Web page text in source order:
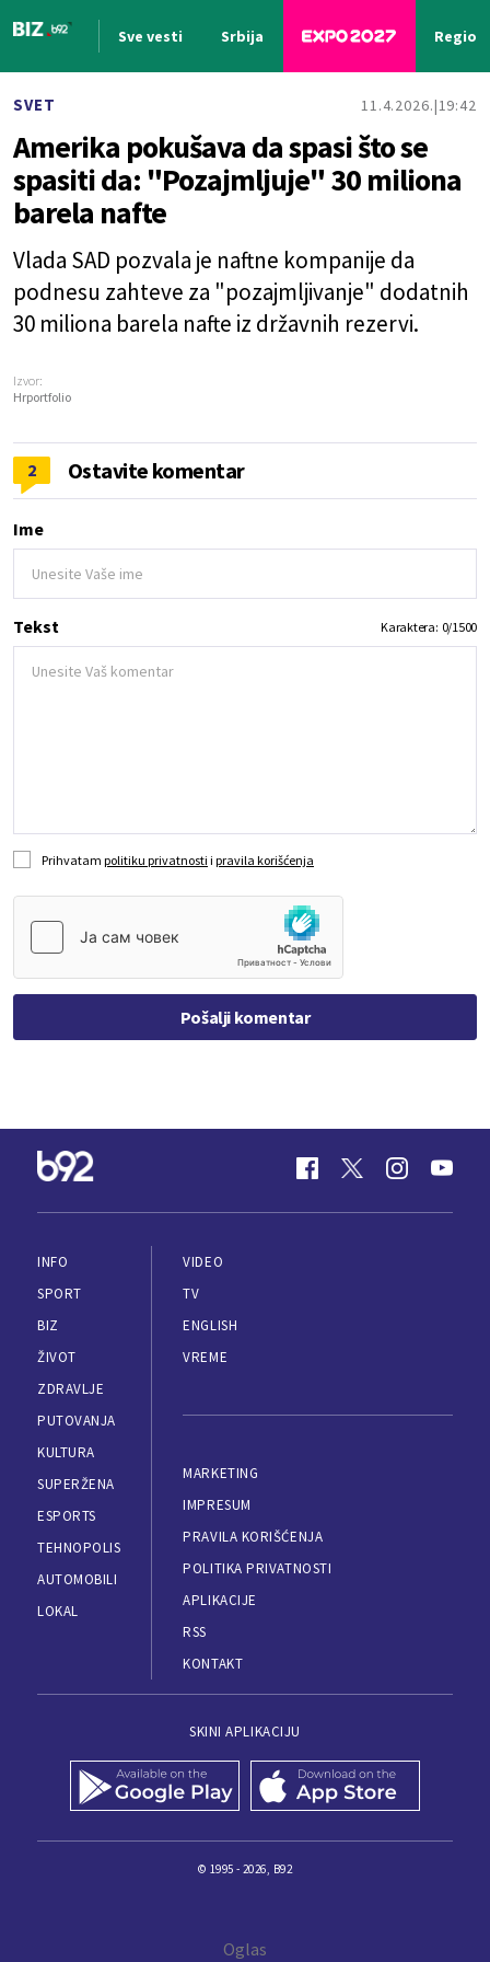
Sve vesti Srbija Region
SVET 11.4.2026. 19:42
Amerika pokušava da spasi što se
spasiti da: "Pozajmljuje" 30 miliona
barela nafte
Vlada SAD pozvala je naftne kompanije da
podnesu zahteve za "pozajmljivanje" dodatnih
30 miliona barela nafte iz državnih rezervi.
Izvor:
Hrportfolio
2 Ostavite komentar
Ime
Tekst Karaktera: 0/1500
Prihvatam politiku privatnosti i pravila korišćenja
Pošalji komentar
INFO
SPORT
BIZ
ŽIVOT
ZDRAVLJE
PUTOVANJA
KULTURA
SUPERŽENA
ESPORTS
TEHNOPOLIS
AUTOMOBILI
LOKAL
VIDEO
TV
ENGLISH
VREME
MARKETING
IMPRESUM
PRAVILA KORIŠĆENJA
POLITIKA PRIVATNOSTI
APLIKACIJE
RSS
KONTAKT
SKINI APLIKACIJU
© 1995 - 2026, B92